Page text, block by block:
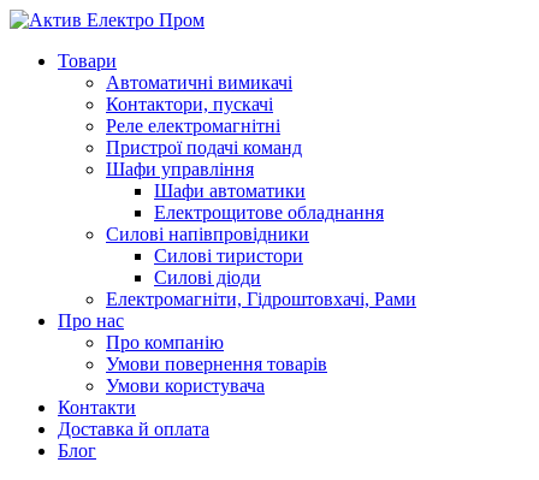
Товари
Автоматичні вимикачі
Контактори, пускачі
Реле електромагнітні
Пристрої подачі команд
Шафи управління
Шафи автоматики
Електрощитове обладнання
Силові напівпровідники
Силові тиристори
Силові діоди
Електромагніти, Гідроштовхачі, Рами
Про нас
Про компанію
Умови повернення товарів
Умови користувача
Контакти
Доставка й оплата
Блог